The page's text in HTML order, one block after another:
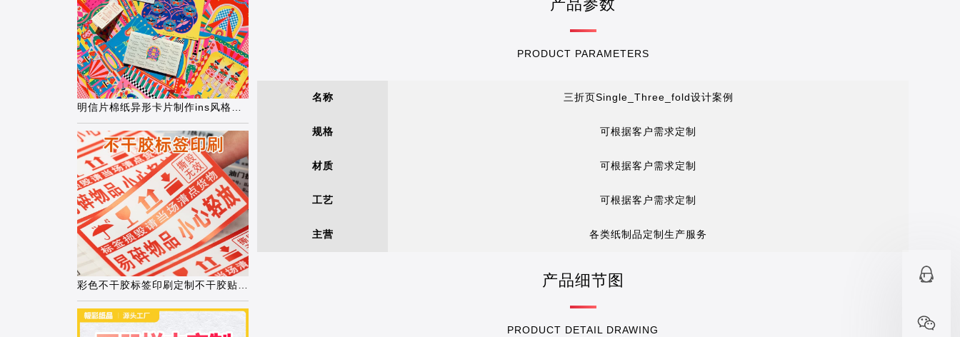
产品参数
PRODUCT PARAMETERS
名称 三折页Single_Three_fold设计案例
规格 可根据客户需求定制
材质 可根据客户需求定制
工艺 可根据客户需求定制
主营 各类纸制品定制生产服务
产品细节图
PRODUCT DETAIL DRAWING
明信片棉纸异形卡片制作ins风格售后卡创
彩色不干胶标签印刷定制不干胶贴纸食品